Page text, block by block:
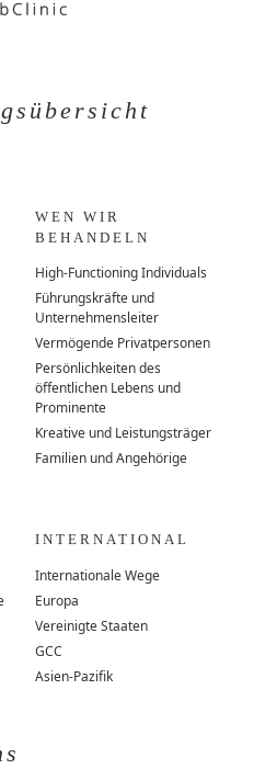
WEN WIR
BEHANDELN
High-Functioning Individuals
Führungskräfte und
Unternehmensleiter
Vermögende Privatpersonen
Persönlichkeiten des
öffentlichen Lebens und
Prominente
Kreative und Leistungsträger
Familien und Angehörige
INTERNATIONAL
Internationale Wege
Europa
Vereinigte Staaten
GCC
Asien-Pazifik